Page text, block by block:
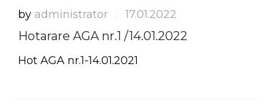
by administrator 17.01.2022
Hotarare AGA nr.1 /14.01.2022
Hot AGA nr.1-14.01.2021